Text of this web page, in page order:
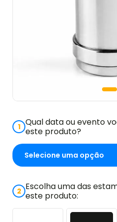
1 Qual data ou evento
este produto?
2 Escolha uma das
este produto: